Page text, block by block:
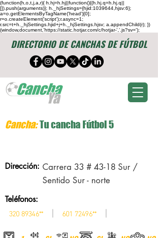
(function(h,o,t,j,a,r){ h.hj=h.hj||function(){(h.hj.q=h.hj.q||
[]).push(arguments)}; h._hjSettings={hjid:1039644,hjsv:6};
a=o.getElementsByTagName('head')[0];
r=o.createElement('script');r.async=1;
r.src=t+h._hjSettings.hjid+j+h._hjSettings.hjsv; a.appendChild(r); })
(window,document,'https://static.hotjar.com/c/hotjar-','.js?sv=');
DIRECTORIO DE CANCHAS DE FÚTBOL
Cancha: Tu cancha Fútbol 5
Dirección: Carrera 33 # 43-18 Sur /
Sentido Sur - norte
Teléfonos:
320 89346** 601 72496**